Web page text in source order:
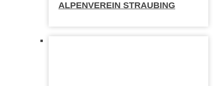
ALPENVEREIN STRAUBING